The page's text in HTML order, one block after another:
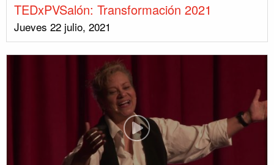
TEDxPVSalón: Transformación 2021
Jueves 22 julio, 2021